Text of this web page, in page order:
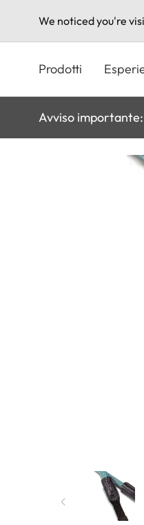
We noticed you're
principale
Prodotti
Avviso importante: